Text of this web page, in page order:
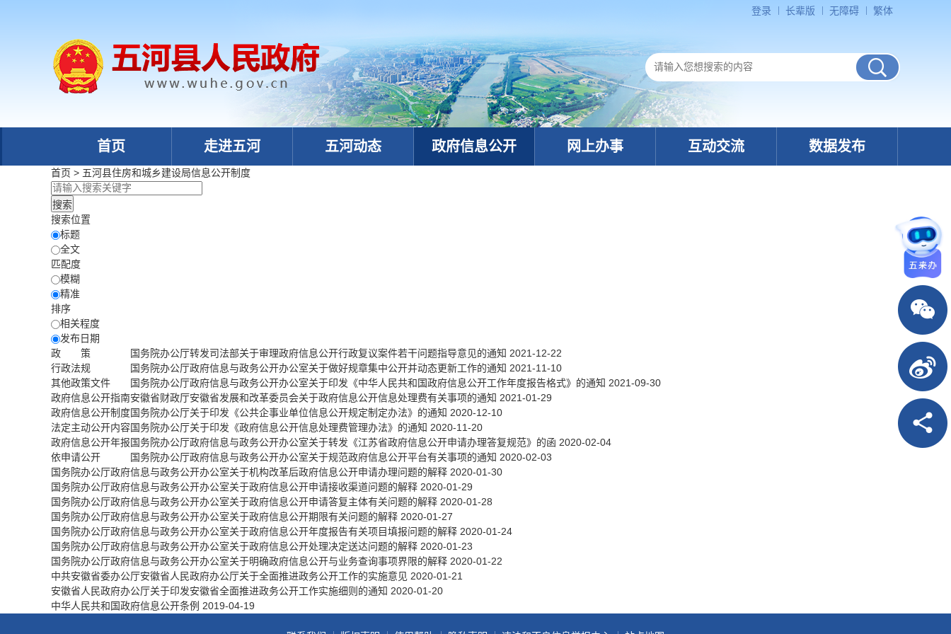
登录 长辈版 无障碍 繁体
首页 走进五河 五河动态 政府信息公开 网上办事 互动交流 数据发布
首页 > 五河县住房和城乡建设局信息公开制度
搜索位置
标题
全文
匹配度
模糊
精准
排序
相关程度
发布日期
政 策
行政法规
其他政策文件
政府信息公开指南
政府信息公开制度
法定主动公开内容
政府信息公开年报
依申请公开
国务院办公厅转发司法部关于审理政府信息公开行政复议案件若干问题指导意见的通知 2021-12-22
国务院办公厅政府信息与政务公开办公室关于做好规章集中公开并动态更新工作的通知 2021-11-10
国务院办公厅政府信息与政务公开办公室关于印发《中华人民共和国政府信息公开工作年度报告格式》的通知 2021-09-30
安徽省财政厅安徽省发展和改革委员会关于政府信息公开信息处理费有关事项的通知 2021-01-29
国务院办公厅关于印发《公共企事业单位信息公开规定制定办法》的通知 2020-12-10
国务院办公厅关于印发《政府信息公开信息处理费管理办法》的通知 2020-11-20
国务院办公厅政府信息与政务公开办公室关于转发《江苏省政府信息公开申请办理答复规范》的函 2020-02-04
国务院办公厅政府信息与政务公开办公室关于规范政府信息公开平台有关事项的通知 2020-02-03
国务院办公厅政府信息与政务公开办公室关于机构改革后政府信息公开申请办理问题的解释 2020-01-30
国务院办公厅政府信息与政务公开办公室关于政府信息公开申请接收渠道问题的解释 2020-01-29
国务院办公厅政府信息与政务公开办公室关于政府信息公开申请答复主体有关问题的解释 2020-01-28
国务院办公厅政府信息与政务公开办公室关于政府信息公开期限有关问题的解释 2020-01-27
国务院办公厅政府信息与政务公开办公室关于政府信息公开年度报告有关项目填报问题的解释 2020-01-24
国务院办公厅政府信息与政务公开办公室关于政府信息公开处理决定送达问题的解释 2020-01-23
国务院办公厅政府信息与政务公开办公室关于明确政府信息公开与业务查询事项界限的解释 2020-01-22
中共安徽省委办公厅安徽省人民政府办公厅关于全面推进政务公开工作的实施意见 2020-01-21
安徽省人民政府办公厅关于印发安徽省全面推进政务公开工作实施细则的通知 2020-01-20
中华人民共和国政府信息公开条例 2019-04-19
政务微博